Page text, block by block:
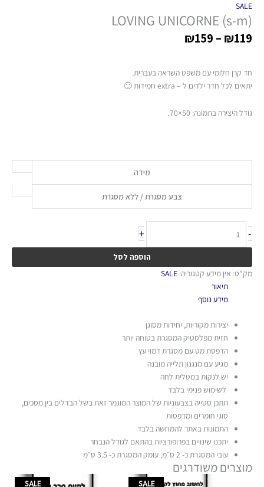
SALE
(LOVING UNICORNE (s-m
₪119
–
₪159
חד קרן חלומי עם משפט השראה בעברית.
יתאים לכל חדר ילדים ל – extra חמידות 🙂
גודל היצירה בתמונה: 50×70.
מידה
צבע מסגרת / ללא מסגרת
-
+
הוספה לסל
מק"ט: אין מידע קטגוריה: SALE
תיאור
מידע נוסף
יצירות מקוריות, יחידות מסוגן
חזית מפלסטיק המסגרת בטוחה יותר
הדפסת מט עם מסגרת דמוי עץ
מגיע עם מנגנון תלייה מובנה
יש לנקות במטלית לחה
לשימוש פנימי בלבד
תתכן סטייה בצבעוניות של המוצר המוגמר זאת בשל הבדלים בין מסכים,
סוגי חומרים ומדפסות
התמונות באתר להמחשה בלבד
יתכנו שינויים בפרופורציות בהתאם לגודל הנבחר
עובי המסגרת כ- 2 ס״מ, עומק המסגרת כ- 3.5 ס״מ
מוצרים משודרגים
SALE למוצר SALE